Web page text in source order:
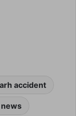
accident